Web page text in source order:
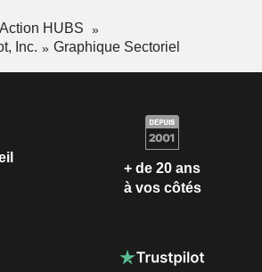
Action HUBS
Inc.
Graphique Sectoriel
+ de 20 ans
à vos côtés